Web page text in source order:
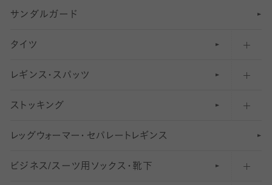
足袋ソックス・靴下
無地・プレーンソックス・靴下
柄ソックス・靴下
スニーカー（くるぶし）用ソックス
アンクル・ショートソックス（くるぶし上）
クルーソックス（ふくらはぎ下）
フットカバー・カバーソックス（深め）
フットカバー・カバーソックス（ふつう）
フットカバー・カバーソックス（浅め）
サンダルガード
タイツ
30デニール以下のタイツ（薄手タイツ）
31〜40デニールタイツ
41〜60デニールタイツ
61〜80デニールタイツ
レギンス・スパッツ
柄レギンス
無地レギンス
レギンスパンツ（レギパン）
ストッキング
伝線しにくいストッキング
ショートストッキング
レッ グ ウォー マー ・ セパレー ト レ ギンス
ビジネス/スーツ用 ソックス・靴下